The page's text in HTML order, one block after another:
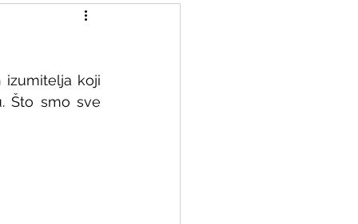
izumitelja koji
Što smo sve